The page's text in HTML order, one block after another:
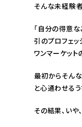
そんな未経験
「自分の得意
引のプロフェッ
ワンマーケット
最初からそん
と心通わせるう
その結果、いや